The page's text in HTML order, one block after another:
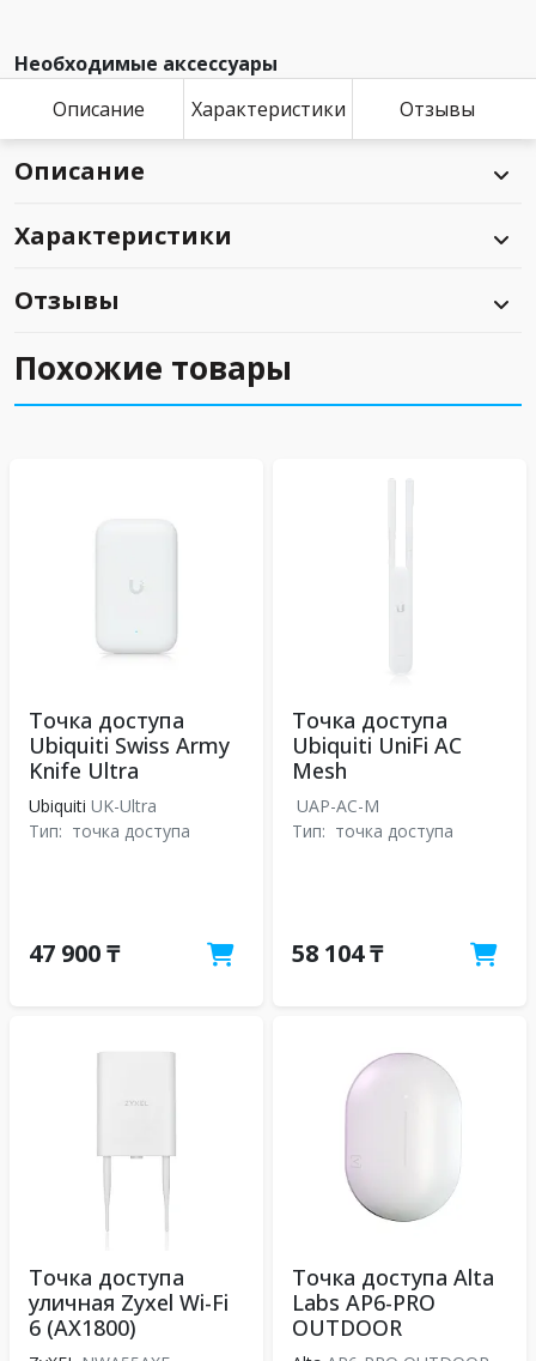
Необходимые аксессуары
Описание
Характеристики Отзывы
Описание
Характеристики
Отзывы
Похожие товары
Точка доступа
Ubiquiti Swiss Army
Knife Ultra
Ubiquiti UK-Ultra
Тип: точка доступа
47 900 ₸
Точка доступа
Ubiquiti UniFi AC
Mesh
UAP-AC-M
Тип: точка доступа
58 104 ₸
Точка доступа
уличная Zyxel Wi-Fi
6 (AX1800)
Точка доступа Alta
Labs AP6-PRO
OUTDOOR